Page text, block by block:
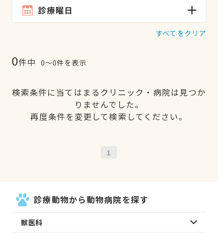
診療曜日
すべてをクリア
0件中 0〜0件を表示
検索条件に当てはまるクリニック・病院は見つか
りませんでした。
再度条件を変更して検索してください。
1
診療動物から動物病院を探す
獣医科